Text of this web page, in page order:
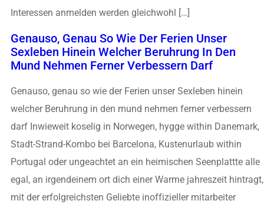
Interessen anmelden werden gleichwohl […]
Genauso, Genau So Wie Der Ferien Unser
Sexleben Hinein Welcher Beruhrung In Den
Mund Nehmen Ferner Verbessern Darf
Genauso, genau so wie der Ferien unser Sexleben hinein
welcher Beruhrung in den mund nehmen ferner verbessern
darf Inwieweit koselig in Norwegen, hygge within Danemark,
Stadt-Strand-Kombo bei Barcelona, Kustenurlaub within
Portugal oder ungeachtet an ein heimischen Seenplattte alle
egal, an irgendeinem ort dich einer Warme jahreszeit hintragt,
mit der erfolgreichsten Geliebte inoffizieller mitarbeiter